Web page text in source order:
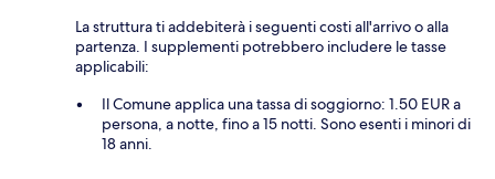
La struttura ti addebiterà i seguenti costi all'arrivo o alla
partenza. I supplementi potrebbero includere le tasse
applicabili:
Il Comune applica una tassa di soggiorno: 1.50 EUR a
persona, a notte, fino a 15 notti. Sono esenti i minori di
18 anni.